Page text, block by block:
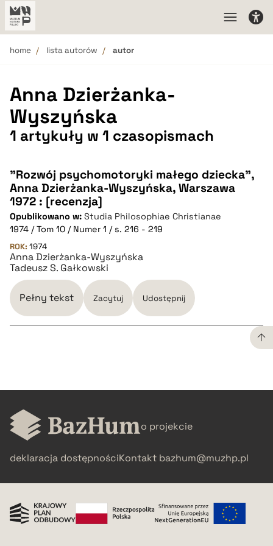
home lista autorów autor
Anna Dzierżanka-
Wyszyńska
1 artykuły w 1 czasopismach
"Rozwój psychomotoryki małego dziecka",
Anna Dzierżanka-Wyszyńska, Warszawa
1972 : [recenzja]
Opublikowano w: Studia Philosophiae Christianae
1974 / Tom 10 / Numer 1 / s. 216 - 219
ROK: 1974
Anna Dzierżanka-Wyszyńska
Tadeusz S. Gałkowski
Pełny tekst Zacytuj Udostępnij
BIBTEX
o projekcie
deklaracja dostępnościKontakt bazhum@muzhp.pl